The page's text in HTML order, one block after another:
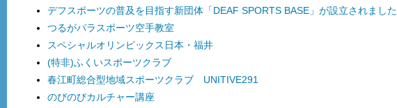
デフスポーツの普及を目指す新団体「DEAF SPORTS BASE」が設立されました
つるがパラスポーツ空手教室
スペシャルオリンピックス日本・福井
(特非)ふくいスポーツクラブ
春江町総合型地域スポーツクラブ UNITIVE291
のびのびカルチャー講座